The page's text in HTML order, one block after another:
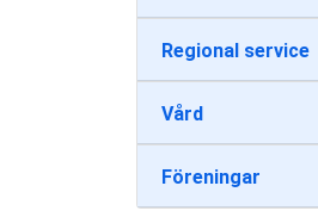
Regional service
Vård
Föreningar